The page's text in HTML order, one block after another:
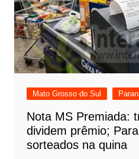
Mato Grosso do Sul
Nota MS Premiada:
dividem prêmio;
sorteados na quina